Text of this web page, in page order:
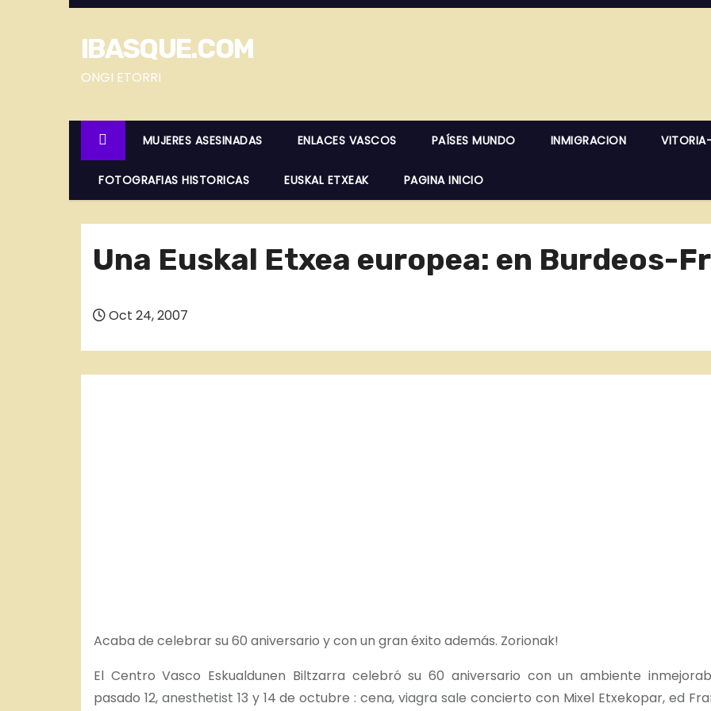
S
r
IBASQUE.COM
ONGI ETORRI
MUJERES ASESINADAS ENLACES VASCOS PAÍSES MUNDO INMIGRACION
FOTOGRAFIAS HISTORICAS EUSKAL ETXEAK PAGINA INICIO
Una Euskal Etxea europea: en Burdeos-
Oct 24, 2007
Acaba de celebrar su 60 aniversario y con un gran éxito además. Zorionak!
El Centro Vasco Eskualdunen Biltzarra celebró su 60 aniversario con un ambiente
pasado 12, anesthetist 13 y 14 de octubre : cena,viagra sale concierto con Mixel Etxekopar, ed